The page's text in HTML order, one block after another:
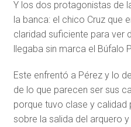
Y los dos protagonistas de
la banca: el chico Cruz que
claridad suficiente para ver
llegaba sin marca el Búfalo
Este enfrentó a Pérez y lo
de lo que parecen ser sus
porque tuvo clase y
sobre la salida del arquero